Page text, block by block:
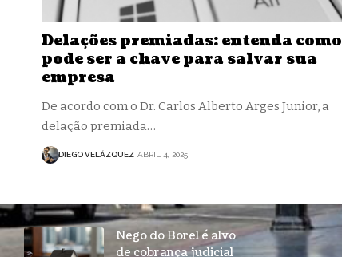
Delações premiadas: entenda como
pode ser a chave para salvar sua
empresa
De acordo com o Dr. Carlos Alberto Arges Junior, a
delação premiada…
DIEGO VELÁZQUEZ ABRIL 4, 2025
Nego do Borel é alvo
de cobrança judicial